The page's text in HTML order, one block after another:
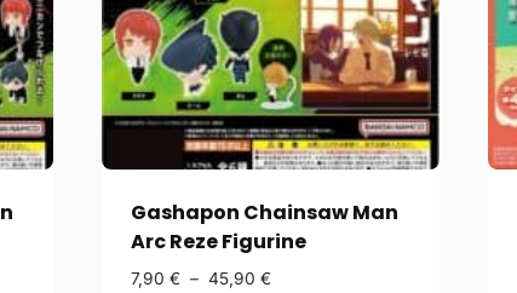
Gashapon Chainsaw Man
Arc Reze Figurine
7,90 € – 45,90 €